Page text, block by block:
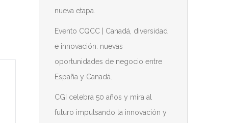
nueva etapa.
Evento CQCC | Canadá, diversidad
e innovación: nuevas
oportunidades de negocio entre
España y Canadá.
CGI celebra 50 años y mira al
futuro impulsando la innovación y